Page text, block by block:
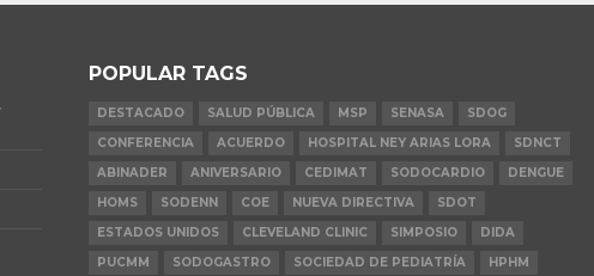
POPULAR TAGS
DESTACADO SALUD PÚBLICA MSP SENASA
SDOG
CONFERENCIA
ACUERDO HOSPITAL NEY ARIAS LORA
SDNCT
ABINADER
ANIVERSARIO CEDIMAT SODOCARDIO
DENGUE
HOMS
SODENN COE NUEVA DIRECTIVA
SDOT
ESTADOS UNIDOS
CLEVELAND CLINIC SIMPOSIO
DIDA
PUCMM
SODOGASTRO SOCIEDAD DE PEDIATRÍA HPHM